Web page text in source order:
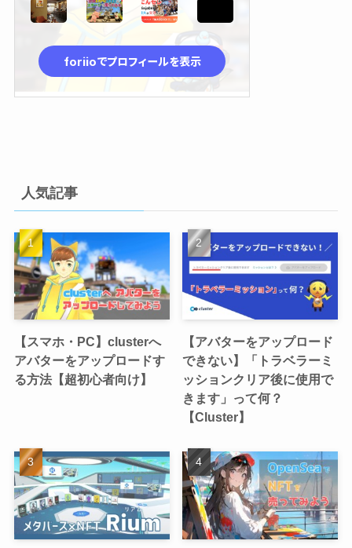
人気記事
【スマホ・PC】clusterへ
アバターをアップロードす
る方法【超初心者向け】
【アバターをアップロード
できない】「トラベラーミ
ッションクリア後に使用で
きます」って何？
【Cluster】